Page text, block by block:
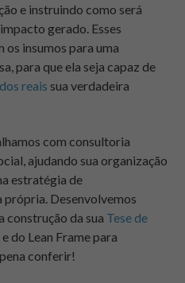
e instruindo como será
gerado. Esses
insumos para uma
para que ela seja capaz de
reais sua verdadeira
com consultoria
ajudando sua organização
estratégia de
Desenvolvemos
da sua Tese de
e do Lean Frame para
conferir!